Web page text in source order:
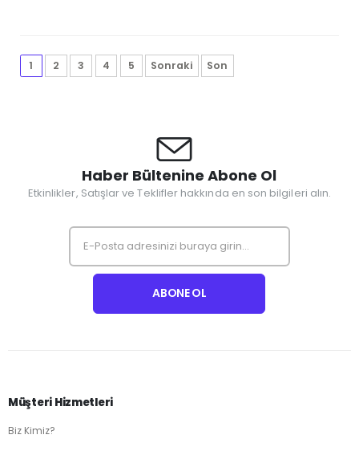
1 2 3 4 5 Sonraki Son
Haber Bültenine Abone Ol
Etkinlikler, Satışlar ve Teklifler hakkında en son bilgileri alın.
Müşteri Hizmetleri
Biz Kimiz?